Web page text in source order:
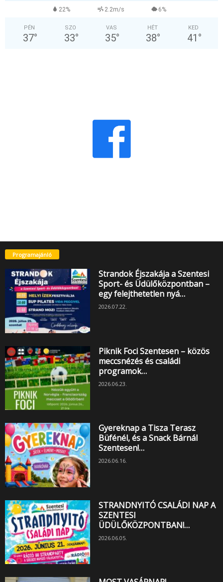
22% 2.2m/s 6%
PÉN
37°
SZO
33°
VAS
35°
HÉT
38°
KED
41 °
Programajánló
Strandok Éjszakája a Szentesi
Sport- és Üdülőközpontban –
egy felejthetetlen nyá…
2026.07.22.
Piknik Foci Szentesen – közös
meccsnézés és családi
programok…
2026.06.23.
Gyereknap a Tisza Terasz
Büfénél, és a Snack Bárnál
Szentesen!…
2026.06.16.
STRANDNYITÓ CSALÁDI NAP A
SZENTESI
ÜDÜLŐKÖZPONTBAN!…
2026.06.05.